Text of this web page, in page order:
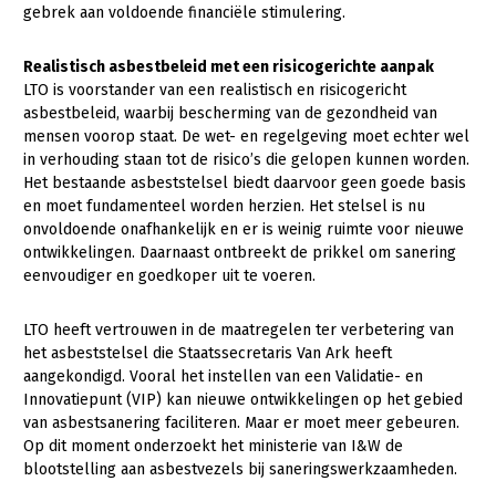
Internationaal
Sectoren
Dier
Biologische Landbouw
Geitenhouderij
Kalverhouderij
Konijnenhouderij
Paardenhouderij
Pluimveehouderij
Schapenhouderij
Varkenshouderij
gebrek aan voldoende financiële stimulering.
Realistisch asbestbeleid met een risicogerichte aanpak
LTO is voorstander van een realistisch en risicogericht
asbestbeleid, waarbij bescherming van de gezondheid van
mensen voorop staat. De wet- en regelgeving moet echter wel
in verhouding staan tot de risico’s die gelopen kunnen worden.
Het bestaande asbeststelsel biedt daarvoor geen goede basis
en moet fundamenteel worden herzien. Het stelsel is nu
onvoldoende onafhankelijk en er is weinig ruimte voor nieuwe
ontwikkelingen. Daarnaast ontbreekt de prikkel om sanering
eenvoudiger en goedkoper uit te voeren.
LTO heeft vertrouwen in de maatregelen ter verbetering van
het asbeststelsel die Staatssecretaris Van Ark heeft
aangekondigd. Vooral het instellen van een Validatie- en
Innovatiepunt (VIP) kan nieuwe ontwikkelingen op het gebied
van asbestsanering faciliteren. Maar er moet meer gebeuren.
Op dit moment onderzoekt het ministerie van I&W de
blootstelling aan asbestvezels bij saneringswerkzaamheden.